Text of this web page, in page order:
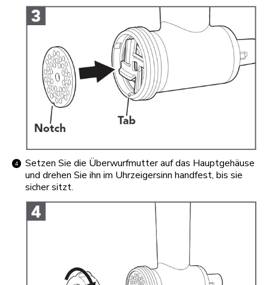
Setzen Sie die Überwurfmutter auf das Hauptgehäuse
und drehen Sie ihn im Uhrzeigersinn handfest, bis sie
sicher sitzt.